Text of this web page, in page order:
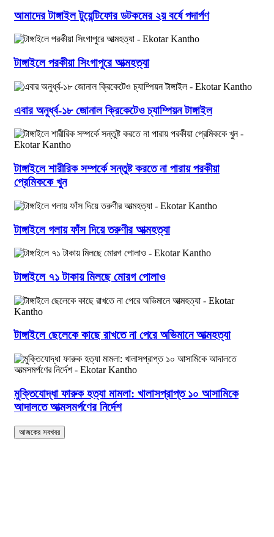
আমাদের টাঙ্গাইল টুয়েন্টিফোর ডটকমের ২য় বর্ষে পদার্পণ
টাঙ্গাইলে পরকীয়া সিংগাপুরে আত্মহত্যা
এবার অনুর্ধ্ব-১৮ জোনাল ক্রিকেটেও চ্যাম্পিয়ন টাঙ্গাইল
টাঙ্গাইলে শারীরিক সম্পর্কে সন্তুষ্ট করতে না পারায় পরকীয়া
প্রেমিককে খুন
টাঙ্গাইলে গলায় ফাঁস দিয়ে তরুণীর আত্মহত্যা
টাঙ্গাইলে ৭১ টাকায় মিলছে মোরগ পোলাও
টাঙ্গাইলে ছেলেকে কাছে রাখতে না পেরে অভিমানে আত্মহত্যা
মুক্তিযোদ্ধা ফারুক হত্যা মামলা: খালাসপ্রাপ্ত ১০ আসামিকে
আদালতে আত্মসমর্পণের নির্দেশ